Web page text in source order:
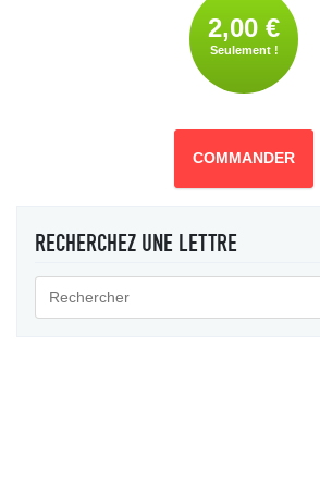
2,00 €
Seulement !
COMMANDER
RECHERCHEZ UNE LETTRE